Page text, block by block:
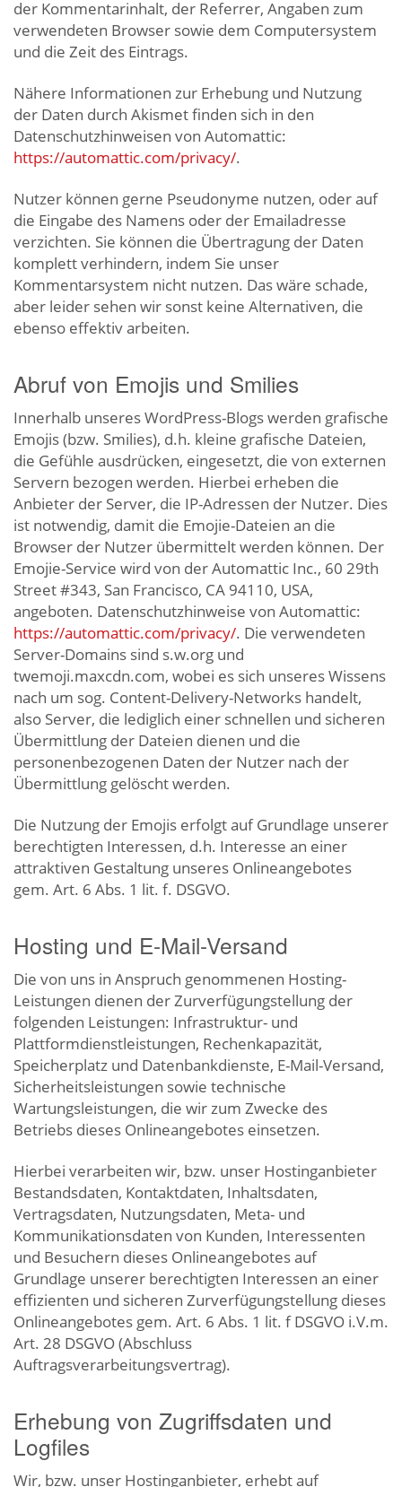
der Kommentarinhalt, der Referrer, Angaben zum
verwendeten Browser sowie dem Computersystem
und die Zeit des Eintrags.
Nähere Informationen zur Erhebung und Nutzung
der Daten durch Akismet finden sich in den
Datenschutzhinweisen von Automattic:
https://automattic.com/privacy/.
Nutzer können gerne Pseudonyme nutzen, oder auf
die Eingabe des Namens oder der Emailadresse
verzichten. Sie können die Übertragung der Daten
komplett verhindern, indem Sie unser
Kommentarsystem nicht nutzen. Das wäre schade,
aber leider sehen wir sonst keine Alternativen, die
ebenso effektiv arbeiten.
Abruf von Emojis und Smilies
Innerhalb unseres WordPress-Blogs werden grafische
Emojis (bzw. Smilies), d.h. kleine grafische Dateien,
die Gefühle ausdrücken, eingesetzt, die von externen
Servern bezogen werden. Hierbei erheben die
Anbieter der Server, die IP-Adressen der Nutzer. Dies
ist notwendig, damit die Emojie-Dateien an die
Browser der Nutzer übermittelt werden können. Der
Emojie-Service wird von der Automattic Inc., 60 29th
Street #343, San Francisco, CA 94110, USA,
angeboten. Datenschutzhinweise von Automattic:
https://automattic.com/privacy/. Die verwendeten
Server-Domains sind s.w.org und
twemoji.maxcdn.com, wobei es sich unseres Wissens
nach um sog. Content-Delivery-Networks handelt,
also Server, die lediglich einer schnellen und sicheren
Übermittlung der Dateien dienen und die
personenbezogenen Daten der Nutzer nach der
Übermittlung gelöscht werden.
Die Nutzung der Emojis erfolgt auf Grundlage unserer
berechtigten Interessen, d.h. Interesse an einer
attraktiven Gestaltung unseres Onlineangebotes
gem. Art. 6 Abs. 1 lit. f. DSGVO.
Hosting und E-Mail-Versand
Die von uns in Anspruch genommenen Hosting-
Leistungen dienen der Zurverfügungstellung der
folgenden Leistungen: Infrastruktur- und
Plattformdienstleistungen, Rechenkapazität,
Speicherplatz und Datenbankdienste, E-Mail-Versand,
Sicherheitsleistungen sowie technische
Wartungsleistungen, die wir zum Zwecke des
Betriebs dieses Onlineangebotes einsetzen.
Hierbei verarbeiten wir, bzw. unser Hostinganbieter
Bestandsdaten, Kontaktdaten, Inhaltsdaten,
Vertragsdaten, Nutzungsdaten, Meta- und
Kommunikationsdaten von Kunden, Interessenten
und Besuchern dieses Onlineangebotes auf
Grundlage unserer berechtigten Interessen an einer
effizienten und sicheren Zurverfügungstellung dieses
Onlineangebotes gem. Art. 6 Abs. 1 lit. f DSGVO i.V.m.
Art. 28 DSGVO (Abschluss
Auftragsverarbeitungsvertrag).
Erhebung von Zugriffsdaten und
Logfiles
Wir, bzw. unser Hostinganbieter, erhebt auf